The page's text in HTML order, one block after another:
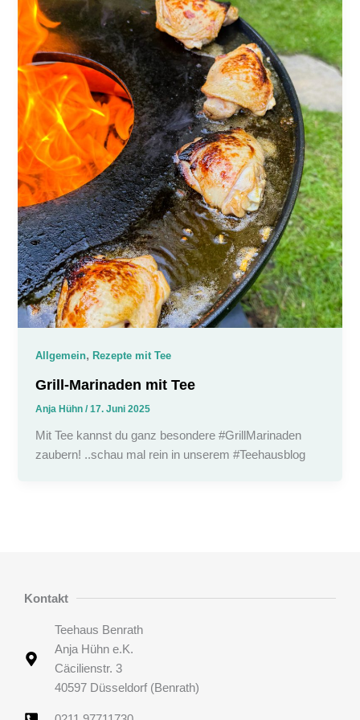
Allgemein,Rezepte mit Tee
Grill-Marinaden mit Tee
Anja Hühn/17. Juni 2025
Mit Tee kannst du ganz besondere #GrillMarinaden
zaubern! ..schau mal rein in unserem #Teehausblog
Kontakt
Teehaus Benrath
Anja Hühn e.K.
Cäcilienstr. 3
40597 Düsseldorf (Benrath)